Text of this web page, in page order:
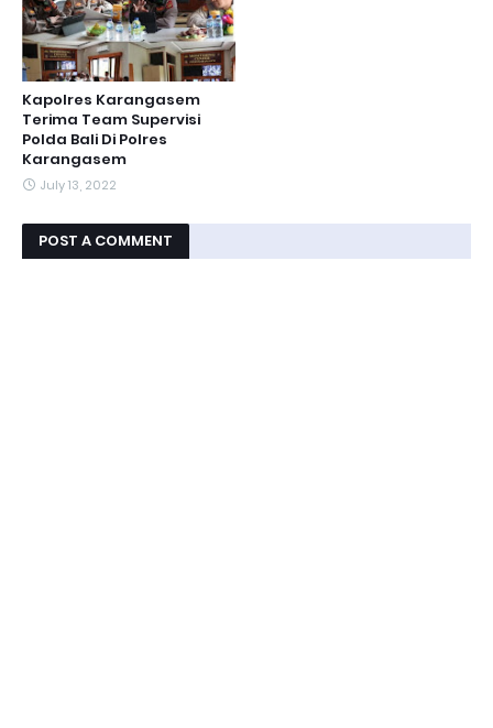
Kapolres Karangasem
Terima Team Supervisi
Polda Bali Di Polres
Karangasem
July 13, 2022
POST A COMMENT